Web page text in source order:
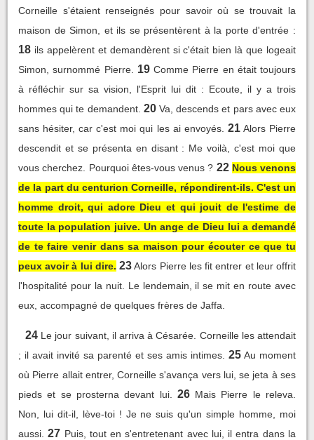
Corneille s'étaient renseignés pour savoir où se trouvait la
maison de Simon, et ils se présentèrent à la porte d'entrée :
18 ils appelèrent et demandèrent si c'était bien là que logeait
Simon, surnommé Pierre.
19 Comme Pierre en était toujours
à réfléchir sur sa vision, l'Esprit lui dit : Ecoute, il y a trois
hommes qui te demandent. 20 Va, descends et pars avec eux
sans hésiter, car c'est moi qui les ai envoyés. 21 Alors Pierre
descendit et se présenta en disant : Me voilà, c'est moi que
vous cherchez. Pourquoi êtes-vous venus ? 22 Nous venons
de la part du centurion Corneille, répondirent-ils. C'est un
homme droit, qui adore Dieu et qui jouit de l'estime de
toute la population juive. Un ange de Dieu lui a demandé
de te faire venir dans sa maison pour écouter ce que tu
peux avoir à lui dire. 23 Alors Pierre les fit entrer et leur offrit
l'hospitalité pour la nuit. Le lendemain, il se mit en route avec
eux, accompagné de quelques frères de Jaffa.
24 Le jour suivant, il arriva à Césarée. Corneille les attendait
; il avait invité sa parenté et ses amis intimes. 25 Au moment
où Pierre allait entrer, Corneille s'avança vers lui, se jeta à ses
pieds et se prosterna devant lui.
26 Mais Pierre le releva.
Non, lui dit-il, lève-toi ! Je ne suis qu'un simple homme, moi
aussi. 27 Puis, tout en s'entretenant avec lui, il entra dans la